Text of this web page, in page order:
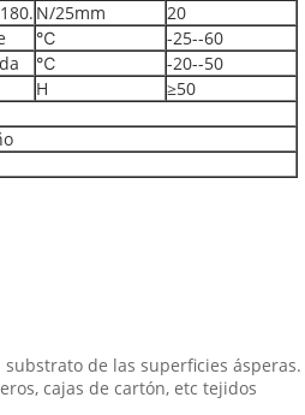
N/25mm
20
℃
-25--60
℃
-20--50
H
≥50
de las superficies
cajas de cartón, etc tejidos